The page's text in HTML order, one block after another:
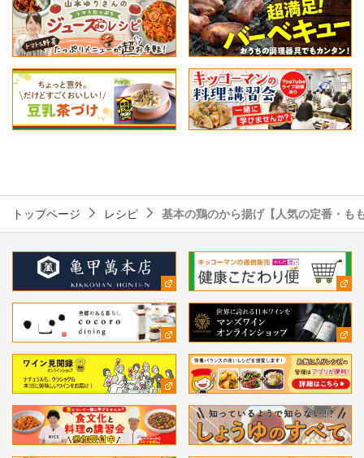
トップページ レシピ 基本の鶏のから揚げ【人気の定番・も